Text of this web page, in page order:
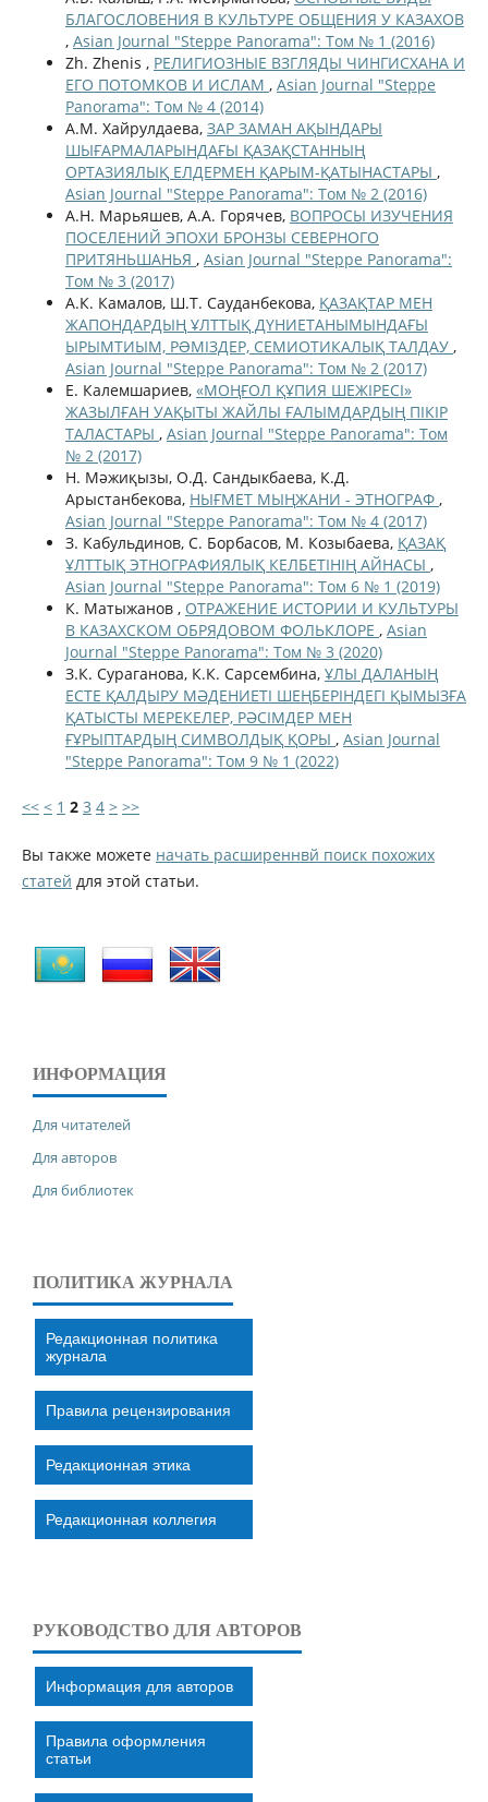
БЛАГОСЛОВЕНИЯ В КУЛЬТУРЕ ОБЩЕНИЯ У КАЗАХОВ
, Asian Journal "Steppe Panorama": Том № 1 (2016)
Zh. Zhenis , РЕЛИГИОЗНЫЕ ВЗГЛЯДЫ ЧИНГИСХАНА И
ЕГО ПОТОМКОВ И ИСЛАМ , Asian Journal "Steppe
Panorama": Том № 4 (2014)
А.М. Хайрулдаева, ЗАР ЗАМАН АҚЫНДАРЫ
ШЫҒАРМАЛАРЫНДАҒЫ ҚАЗАҚСТАННЫҢ
ОРТАЗИЯЛЫҚ ЕЛДЕРМЕН ҚАРЫМ-ҚАТЫНАСТАРЫ ,
Asian Journal "Steppe Panorama": Том № 2 (2016)
А.Н. Марьяшев, А.А. Горячев, ВОПРОСЫ ИЗУЧЕНИЯ
ПОСЕЛЕНИЙ ЭПОХИ БРОНЗЫ СЕВЕРНОГО
ПРИТЯНЬШАНЬЯ , Asian Journal "Steppe Panorama":
Том № 3 (2017)
А.К. Камалов, Ш.Т. Сауданбекова, ҚАЗАҚТАР МЕН
ЖАПОНДАРДЫҢ ҰЛТТЫҚ ДҮНИЕТАНЫМЫНДАҒЫ
ЫРЫМТИЫМ, РƏМІЗДЕР, СЕМИОТИКАЛЫҚ ТАЛДАУ ,
Asian Journal "Steppe Panorama": Том № 2 (2017)
Е. Калемшариев, «МОҢҒОЛ ҚҰПИЯ ШЕЖІРЕСІ»
ЖАЗЫЛҒАН УАҚЫТЫ ЖАЙЛЫ ҒАЛЫМДАРДЫҢ ПІКІР
ТАЛАСТАРЫ , Asian Journal "Steppe Panorama": Том
№ 2 (2017)
Н. Мәжиқызы, О.Д. Сандыкбаева, К.Д.
Арыстанбекова, НЫҒМЕТ МЫҢЖАНИ - ЭТНОГРАФ ,
Asian Journal "Steppe Panorama": Том № 4 (2017)
З. Кабульдинов, С. Борбасов, М. Козыбаева, ҚАЗАҚ
ҰЛТТЫҚ ЭТНОГРАФИЯЛЫҚ КЕЛБЕТІНІҢ АЙНАСЫ ,
Asian Journal "Steppe Panorama": Том 6 № 1 (2019)
К. Матыжанов , ОТРАЖЕНИЕ ИСТОРИИ И КУЛЬТУРЫ
В КАЗАХСКОМ ОБРЯДОВОМ ФОЛЬКЛОРЕ , Asian
Journal "Steppe Panorama": Том № 3 (2020)
З.К. Сураганова, К.К. Сарсембина, ҰЛЫ ДАЛАНЫҢ
ЕСТЕ ҚАЛДЫРУ МӘДЕНИЕТІ ШЕҢБЕРІНДЕГІ ҚЫМЫЗҒА
ҚАТЫСТЫ МЕРЕКЕЛЕР, РӘСІМДЕР МЕН
ҒҰРЫПТАРДЫҢ СИМВОЛДЫҚ ҚОРЫ , Asian Journal
"Steppe Panorama": Том 9 № 1 (2022)
<< < 1 2 3 4 > >>
Вы также можете начать расширеннвй поиск похожих
статей для этой статьи.
ИНФОРМАЦИЯ
Для читателей
Для авторов
Для библиотек
ПОЛИТИКА ЖУРНАЛА
Редакционная политика
журнала
Правила рецензирования
Редакционная этика
Редакционная коллегия
РУКОВОДСТВО ДЛЯ АВТОРОВ
Информация для авторов
Правила оформления
статьи